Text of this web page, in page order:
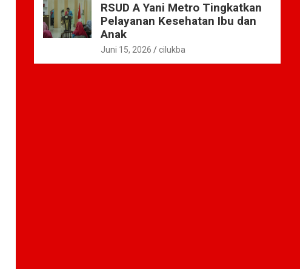
RSUD A Yani Metro Tingkatkan
Pelayanan Kesehatan Ibu dan
Anak
Juni 15, 2026 cilukba